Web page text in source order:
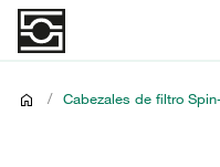
/ Cabezales de filtro